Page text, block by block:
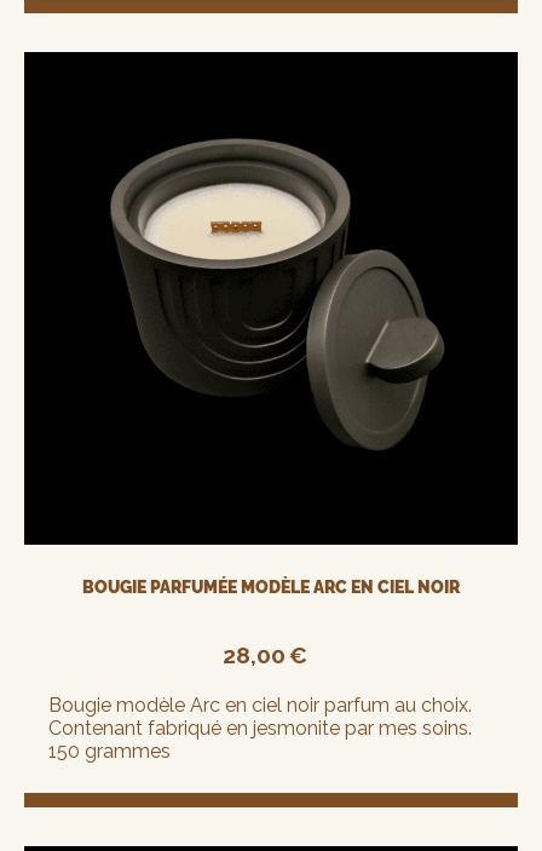
BOUGIE PARFUMÉE MODÈLE ARC EN CIEL NOIR
28,00€
Bougie modèle Arc en ciel noir parfum au choix.
Contenant fabriqué en jesmonite par mes soins.
150 grammes